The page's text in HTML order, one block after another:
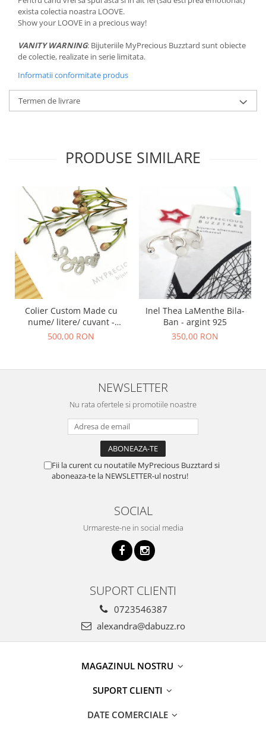
exista colectia noastra LOOVE.
Show your LOOVE in a precious way!
VANITY WARNING: Bijuteriile MyPrecious Buzztard sunt obiecte
de colectie, realizate in serie limitata.
Informatii conformitate produs
Termen de livrare
PRODUSE SIMILARE
Colier Custom Made cu
nume/ litere/ cuvant -
argint 925
500,00 RON
Inel Thea LaMenthe Bila-
Ban - argint 925
350,00 RON
NEWSLETTER
Nu rata ofertele si promotiile noastre
Fii la curent cu noutatile MyPrecious Buzztard si
aboneaza-te la NEWSLETTER-ul nostru!
SOCIAL
Urmareste-ne in social media
SUPORT CLIENTI
0723546387
alexandra@dabuzz.ro
MAGAZINUL NOSTRU
SUPORT CLIENTI
DATE COMERCIALE